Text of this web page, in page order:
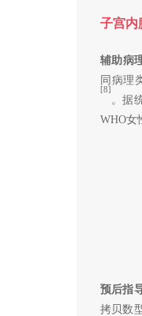
子宫内
辅助病
同病理
[8]
。据
WHO女
预后指
拷贝数